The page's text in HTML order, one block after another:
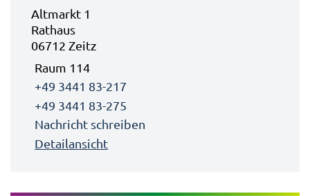
Altmarkt 1
Rathaus
06712 Zeitz
Raum 114
+49 3441 83-217
+49 3441 83-275
Nachricht schreiben
Detailansicht